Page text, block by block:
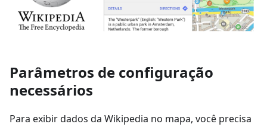
Parâmetros de configuração
necessários
Para exibir dados da Wikipedia no mapa, você precisa